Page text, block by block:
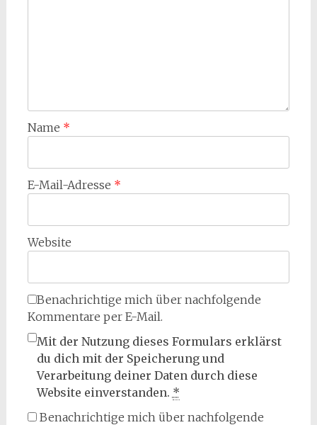
Name *
E-Mail-Adresse *
Website
Benachrichtige mich über nachfolgende
Kommentare per E-Mail.
Mit der Nutzung dieses Formulars erklärst
du dich mit der Speicherung und
Verarbeitung deiner Daten durch diese
Website einverstanden. *
Benachrichtige mich über nachfolgende